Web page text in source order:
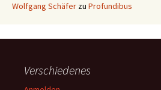
Wolfgang Schäfer zu Profundibus
Verschiedenes